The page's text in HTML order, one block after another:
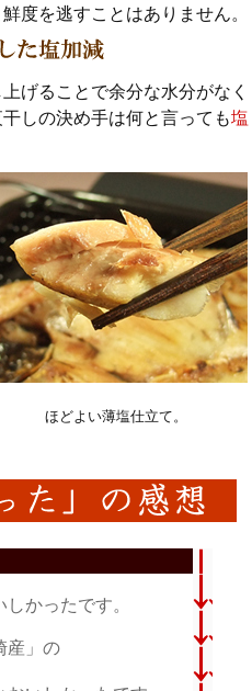
度を逃すことはありません。
げることで余分な水分がなく
しの決め手は何と言っても塩
ほどよい薄塩仕立て。